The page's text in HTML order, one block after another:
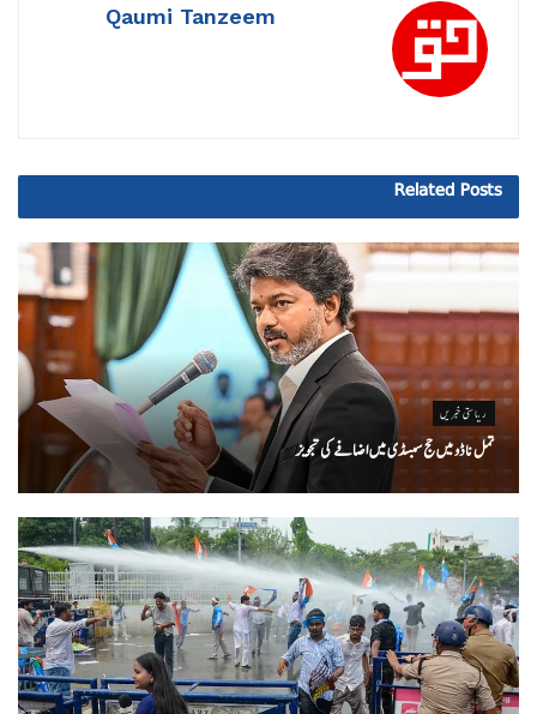
Qaumi Tanzeem
Related Posts
ریاستی خبریں
تمل ناڈو میں حج سبسڈی میں اضافے کی تجویز